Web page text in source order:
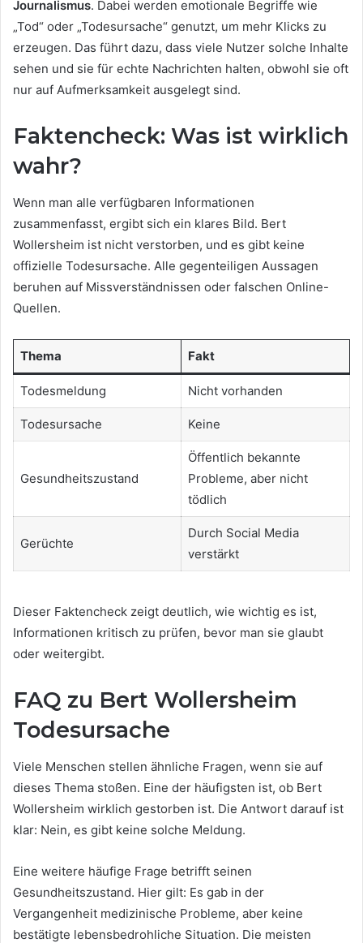
Journalismus. Dabei werden emotionale Begriffe wie
„Tod“ oder „Todesursache“ genutzt, um mehr Klicks zu
erzeugen. Das führt dazu, dass viele Nutzer solche Inhalte
sehen und sie für echte Nachrichten halten, obwohl sie oft
nur auf Aufmerksamkeit ausgelegt sind.
Faktencheck: Was ist wirklich
wahr?
Wenn man alle verfügbaren Informationen
zusammenfasst, ergibt sich ein klares Bild. Bert
Wollersheim ist nicht verstorben, und es gibt keine
offizielle Todesursache. Alle gegenteiligen Aussagen
beruhen auf Missverständnissen oder falschen Online-
Quellen.
Thema Fakt
Todesmeldung Nicht vorhanden
Todesursache Keine
Gesundheitszustand
Öffentlich bekannte
Probleme, aber nicht
tödlich
Gerüchte
Durch Social Media
verstärkt
Dieser Faktencheck zeigt deutlich, wie wichtig es ist,
Informationen kritisch zu prüfen, bevor man sie glaubt
oder weitergibt.
FAQ zu Bert Wollersheim
Todesursache
Viele Menschen stellen ähnliche Fragen, wenn sie auf
dieses Thema stoßen. Eine der häufigsten ist, ob Bert
Wollersheim wirklich gestorben ist. Die Antwort darauf ist
klar: Nein, es gibt keine solche Meldung.
Eine weitere häufige Frage betrifft seinen
Gesundheitszustand. Hier gilt: Es gab in der
Vergangenheit medizinische Probleme, aber keine
bestätigte lebensbedrohliche Situation. Die meisten